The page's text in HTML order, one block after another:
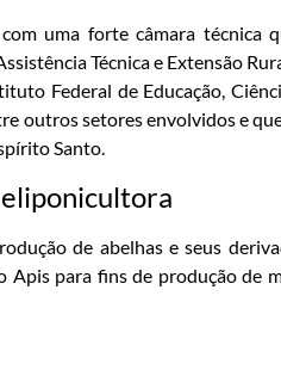
uma forte câmara técnica
Técnica e Extensão
Federal de Educação,
outros setores envolvidos e
Santo.
de abelhas e seus
para fins de produção de